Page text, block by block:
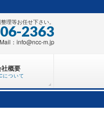
理等お任せ下さい。
2363
Mail：info@ncc-m.jp
概要
について